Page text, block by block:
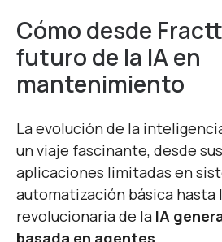
Cómo desde
futuro de la IA en
mantenimiento
La evolución de la
un viaje fascinante, desde
aplicaciones limitadas en
automatización básica hasta
revolucionaria de la IA